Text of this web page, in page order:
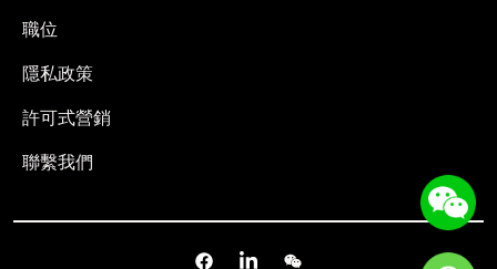
職位
隱私政策
許可式營銷
聯繫我們